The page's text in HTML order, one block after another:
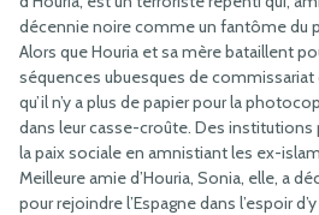
décennie noire comme un fantôme du
Alors que Houria et sa mère bataillent
séquences ubuesques de
qu’il n’y a plus de papier pour la
dans leur casse-croûte. Des
la paix sociale en amnistiant les ex-
Meilleure amie d’Houria, Sonia, elle, a
pour rejoindre l’Espagne dans l’espoir